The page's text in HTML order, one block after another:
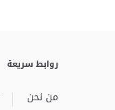
روابط سريعة
من نحن